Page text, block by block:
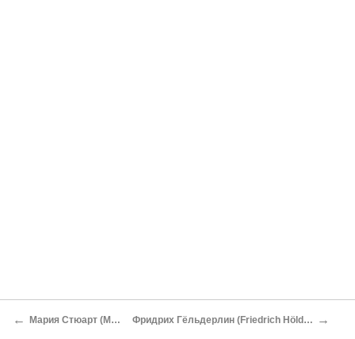
← Мария Стюарт (Maria Stuart) Фридрих Гёльдерлин (Friedrich Hölderlin) [1770–1843] →